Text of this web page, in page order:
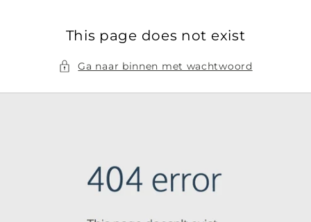
contentThis page does not exist
Ga naar binnen met wachtwoord